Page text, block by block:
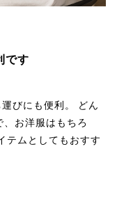
です
びにも便利。 どん
お洋服はもちろ
テムとしてもおすす